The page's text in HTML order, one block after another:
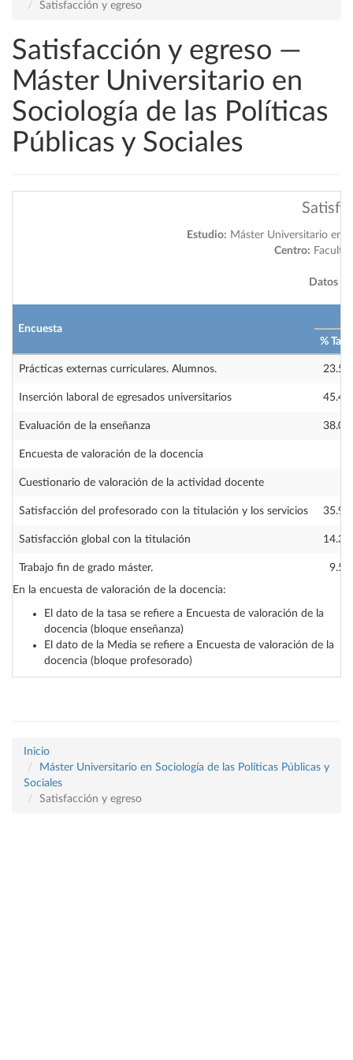
Satisfacción y egreso
Satisfacción y egreso —
Máster Universitario en
Sociología de las Políticas
Públicas y Sociales
Estudio: Máster Universitario en
Centro:
Datos a
Encuesta
% Tasa
Prácticas externas curriculares. Alumnos. 23.53
Inserción laboral de egresados universitarios 45.45
Evaluación de la enseñanza 38.06
Encuesta de valoración de la docencia
Cuestionario de valoración de la actividad docente
Satisfacción del profesorado con la titulación y los servicios 35.90
Satisfacción global con la titulación 14.30
Trabajo fin de grado máster.
9.50
En la encuesta de valoración de la docencia:
El dato de la tasa se refiere a Encuesta de valoración de la
docencia (bloque enseñanza)
El dato de la Media se refiere a Encuesta de valoración de la
docencia (bloque profesorado)
Inicio
Máster Universitario en Sociología de las Políticas Públicas y
Sociales
Satisfacción y egreso